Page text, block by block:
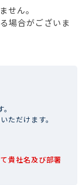
せん。
場合がございま
ただけます。
貴社名及び部署